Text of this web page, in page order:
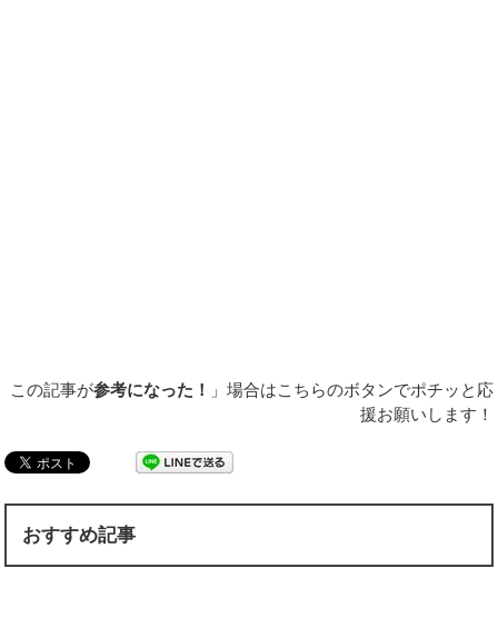
この記事が参考になった！
」場合はこちらのボタンでポチッと応
援お願いします！
おすすめ記事